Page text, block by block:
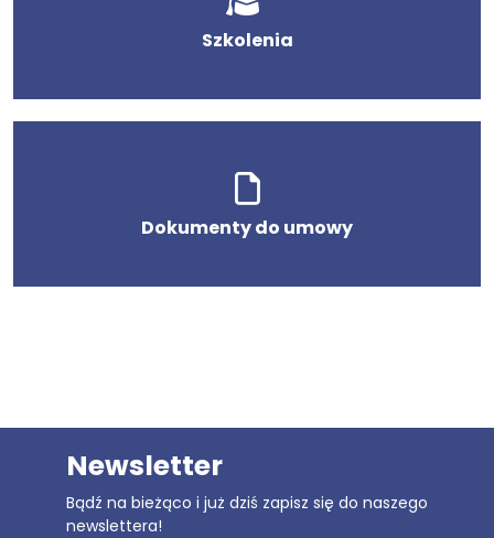
Szkolenia
Dokumenty do umowy
Newsletter
Bądź na bieżąco i już dziś zapisz się do naszego
newslettera!